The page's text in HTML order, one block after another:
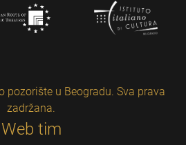
pozorište u Beogradu. Sva prava
zadržana.
Web tim